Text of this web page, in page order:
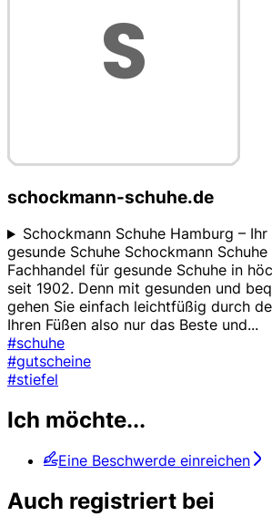
schockmann-schuhe.de
Schockmann Schuhe Hamburg –
gesunde Schuhe Schockmann
Fachhandel für gesunde Schuhe in
seit 1902. Denn mit gesunden und
gehen Sie einfach leichtfüßig durch
Ihren Füßen also nur das Beste und...
#schuhe
#gutscheine
#stiefel
Ich möchte...
Eine Beschwerde einreichen
Auch registriert bei